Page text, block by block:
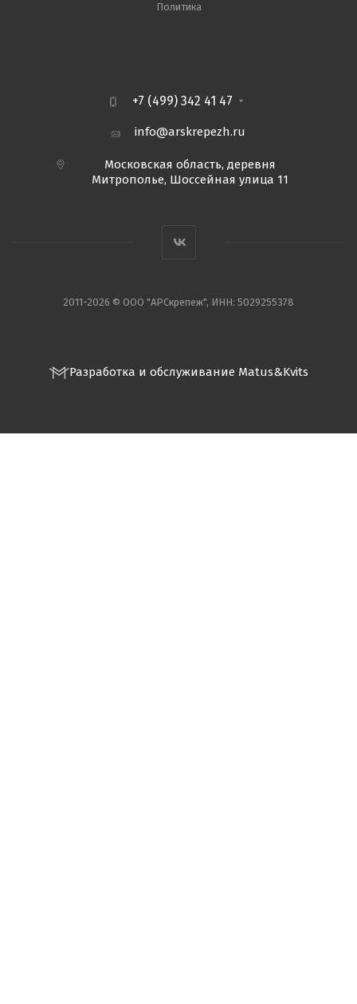
Политика
+7 (499) 342 41 47
info@arskrepezh.ru
Московская область, деревня
Митрополье, Шоссейная улица 11
2011-2026 © ООО "АРСкрепеж", ИНН: 5029255378
Разработка и обслуживание Matus&Kvits